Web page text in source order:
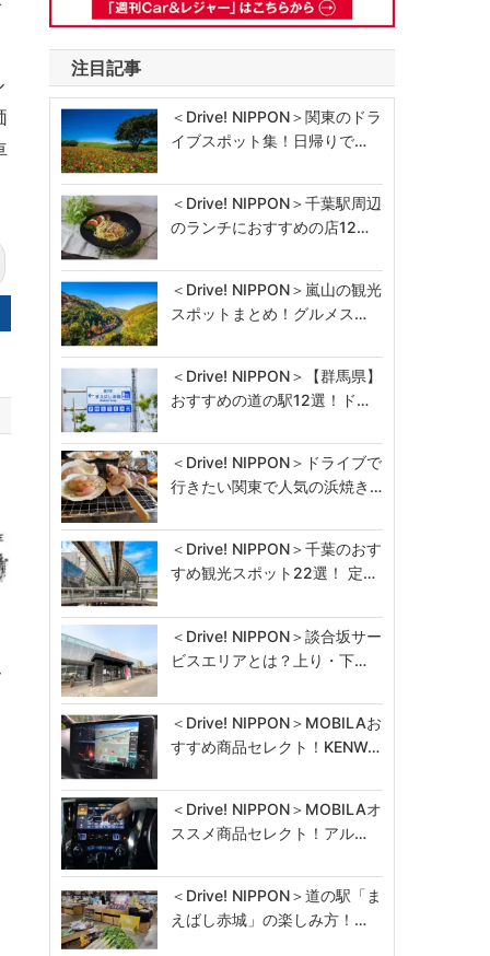
注目記事
＜Drive! NIPPON＞関東のドラ
イブスポット集！日帰りで…
＜Drive! NIPPON＞千葉駅周辺
のランチにおすすめの店12…
＜Drive! NIPPON＞嵐山の観光
スポットまとめ！グルメス…
＜Drive! NIPPON＞【群馬県】
おすすめの道の駅12選！ド…
＜Drive! NIPPON＞ドライブで
行きたい関東で人気の浜焼き…
＜Drive! NIPPON＞千葉のおす
すめ観光スポット22選！ 定…
＜Drive! NIPPON＞談合坂サー
ビスエリアとは？上り・下…
＜Drive! NIPPON＞MOBILAお
すすめ商品セレクト！KENW…
＜Drive! NIPPON＞MOBILAオ
ススメ商品セレクト！アル…
＜Drive! NIPPON＞道の駅「ま
えばし赤城」の楽しみ方！…